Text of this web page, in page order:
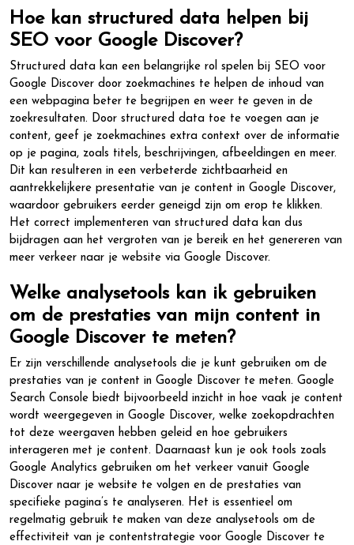
Hoe kan structured data helpen bij
SEO voor Google Discover?
Structured data kan een belangrijke rol spelen bij SEO voor
Google Discover door zoekmachines te helpen de inhoud van
een webpagina beter te begrijpen en weer te geven in de
zoekresultaten. Door structured data toe te voegen aan je
content, geef je zoekmachines extra context over de informatie
op je pagina, zoals titels, beschrijvingen, afbeeldingen en meer.
Dit kan resulteren in een verbeterde zichtbaarheid en
aantrekkelijkere presentatie van je content in Google Discover,
waardoor gebruikers eerder geneigd zijn om erop te klikken.
Het correct implementeren van structured data kan dus
bijdragen aan het vergroten van je bereik en het genereren van
meer verkeer naar je website via Google Discover.
Welke analysetools kan ik gebruiken
om de prestaties van mijn content in
Google Discover te meten?
Er zijn verschillende analysetools die je kunt gebruiken om de
prestaties van je content in Google Discover te meten. Google
Search Console biedt bijvoorbeeld inzicht in hoe vaak je content
wordt weergegeven in Google Discover, welke zoekopdrachten
tot deze weergaven hebben geleid en hoe gebruikers
interageren met je content. Daarnaast kun je ook tools zoals
Google Analytics gebruiken om het verkeer vanuit Google
Discover naar je website te volgen en de prestaties van
specifieke pagina’s te analyseren. Het is essentieel om
regelmatig gebruik te maken van deze analysetools om de
effectiviteit van je contentstrategie voor Google Discover te